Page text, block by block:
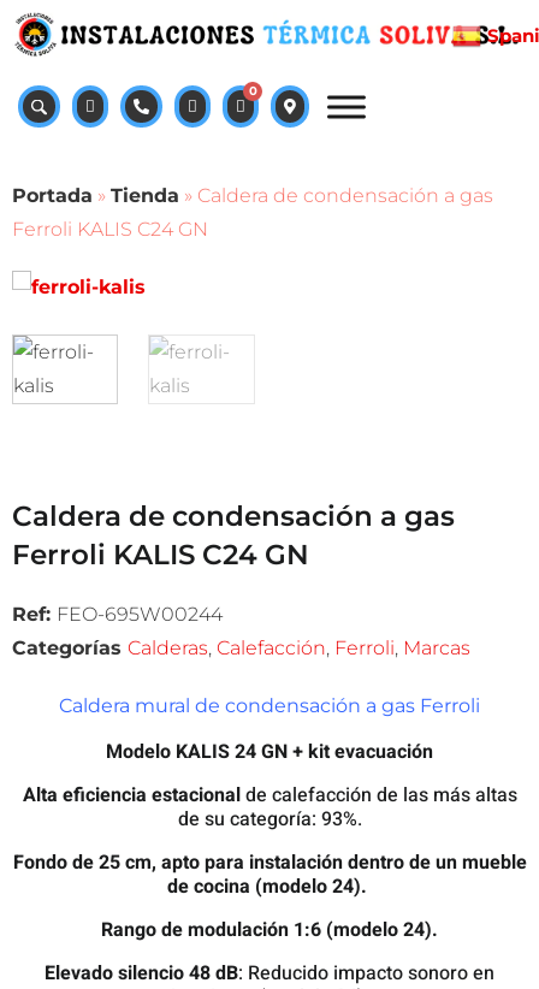
0
Portada » Tienda » Caldera de condensación a gas
Ferroli KALIS C24 GN
Caldera de condensación a gas
Ferroli KALIS C24 GN
Ref: FEO-695W00244
Categorías Calderas, Calefacción, Ferroli, Marcas
Caldera mural de condensación a gas Ferroli
Modelo KALIS 24 GN + kit evacuación
Alta eficiencia estacionalde calefacción de las más altas
de su categoría: 93%.
Fondo de 25 cm, apto para instalación dentro de un mueble
de cocina (modelo 24).
Rango de modulación 1:6 (modelo 24).
Elevado silencio 48 dB: Reducido impacto sonoro en